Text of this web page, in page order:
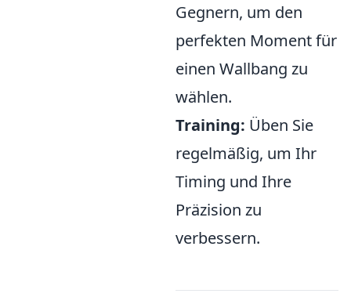
Gegnern, um den
perfekten Moment für
einen Wallbang zu
wählen.
Training: Üben Sie
regelmäßig, um Ihr
Timing und Ihre
Präzision zu
verbessern.